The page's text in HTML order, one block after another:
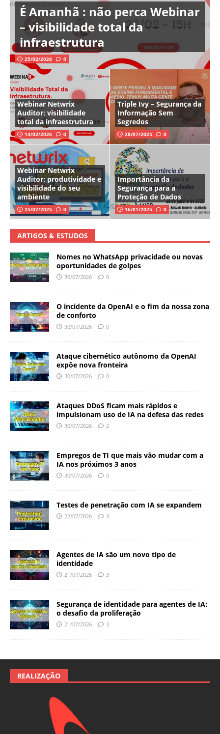
É Amanhã : não perca Webinar
– visibilidade total da
infraestrutura
25/02/2026 0
Webinar Netwrix
Auditor: visibilidade
total da infraestrutura
13/02/2026 0
Triple Ivy – Segurança da
Informação Sem
Segredos
28/07/2025 0
Webinar Netwrix
Auditor: produtividade e
visibilidade do seu
ambiente
25/07/2025 0
Importância da
Segurança para a
Proteção de Dados
16/01/2025 0
ARTIGOS & ESTUDOS
Nomes no WhatsApp privacidade ou novas
oportunidades de golpes
30/07/2026 0
O incidente da OpenAI e o fim da nossa zona
de conforto
30/07/2026 0
Ataque cibernético autônomo da OpenAI
expõe nova fronteira
30/07/2026 0
Ataques DDoS ficam mais rápidos e
impulsionam uso de IA na defesa das redes
30/07/2026 2
Empregos de TI que mais vão mudar com a
IA nos próximos 3 anos
30/07/2026 0
Testes de penetração com IA se expandem
22/07/2026 4
Agentes de IA são um novo tipo de
identidade
21/07/2026 3
Segurança de identidade para agentes de IA:
o desafio da proliferação
21/07/2026 3
REALIZAÇÃO